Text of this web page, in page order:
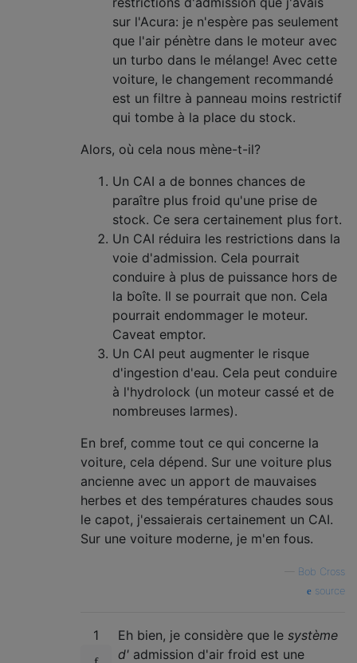
sur l'Acura: je n'espère pas seulement
que l'air pénètre dans le moteur avec
un turbo dans le mélange! Avec cette
voiture, le changement recommandé
est un filtre à panneau moins restrictif
qui tombe à la place du stock.
Alors, où cela nous mène-t-il?
Un CAI a de bonnes chances de
paraître plus froid qu'une prise de
stock. Ce sera certainement plus fort.
Un CAI réduira les restrictions dans la
voie d'admission. Cela pourrait
conduire à plus de puissance hors de
la boîte. Il se pourrait que non. Cela
pourrait endommager le moteur.
Caveat emptor.
Un CAI peut augmenter le risque
d'ingestion d'eau. Cela peut conduire
à l'hydrolock (un moteur cassé et de
nombreuses larmes).
En bref, comme tout ce qui concerne la
voiture, cela dépend. Sur une voiture plus
ancienne avec un apport de mauvaises
herbes et des températures chaudes sous
le capot, j'essaierais certainement un CAI.
Sur une voiture moderne, je m'en fous.
Bob Cross
source
1 Eh bien, je considère que le système
d' admission d'air froid est une